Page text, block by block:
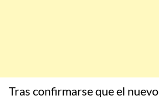
Tras confirmarse que el nuevo